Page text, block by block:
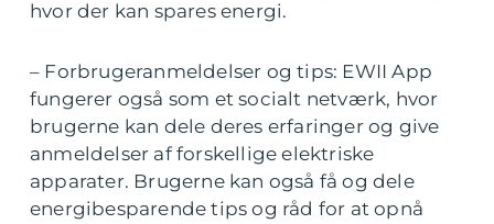
hvor der kan spares energi.
– Forbrugeranmeldelser og tips: EWII App
fungerer også som et socialt netværk, hvor
brugerne kan dele deres erfaringer og give
anmeldelser af forskellige elektriske
apparater. Brugerne kan også få og dele
energibesparende tips og råd for at opnå